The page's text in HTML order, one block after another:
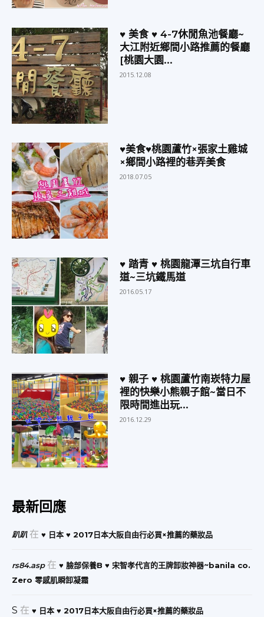
♥ 美食 ♥ 4-7休閒魚池餐廳~
大江附近鄉間小路推薦的餐廳
[桃園大園...
2015.12.08
♥美食♥桃園蘆竹×張家土雞城
×鄉間小路裡的巷弄美食
2018.07.05
♥ 踏青 ♥ 桃園龍潭三坑自行車
道~三坑鐵馬道
2016.05.17
♥ 親子 ♥ 桃園蘆竹南崁特力屋
裡的快樂小熊親子館~當日不
限時間進出玩...
2016.12.29
最新回應
趴趴在 ♥ 日本 ♥ 2017日本大阪自由行必買×推薦的藥妝品
rs84.asp在 ♥ 臉部保養B ♥ 宋智孝代言的王牌卸妝神器~banila co.
Zero 零感肌瞬卸凝霜
S 在 ♥ 日本 ♥ 2017日本大阪自由行必買×推薦的藥妝品